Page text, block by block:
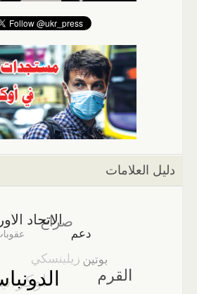
دليل العلامات